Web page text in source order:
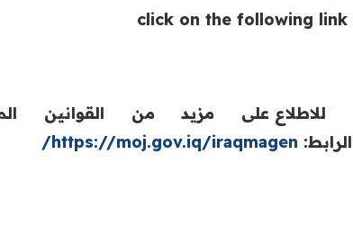
click on the following link
للاطلاع على مزيد من القوانين
الرابط: https://moj.gov.iq/iraqmagen/